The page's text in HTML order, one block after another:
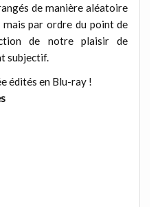
de manière aléatoire
par ordre du point de
de notre plaisir de
subjectif.
édités en Blu-ray !